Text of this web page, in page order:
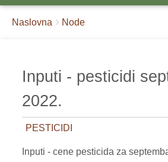
NASLOVNA
INPUTI
JAJA I ŽIVINSKO MESO
Breadcrumbs
You
Naslovna Node
Inputi - pesticidi
2022.
PESTICIDI
Inputi - cene pesticida za